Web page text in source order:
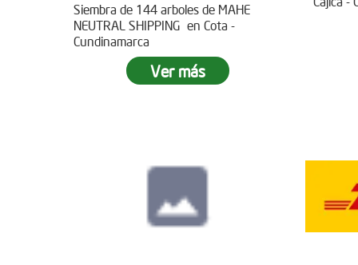
Siembra de 144 arboles de MAHE
NEUTRAL SHIPPING en Cota -
Cundinamarca
Ver más